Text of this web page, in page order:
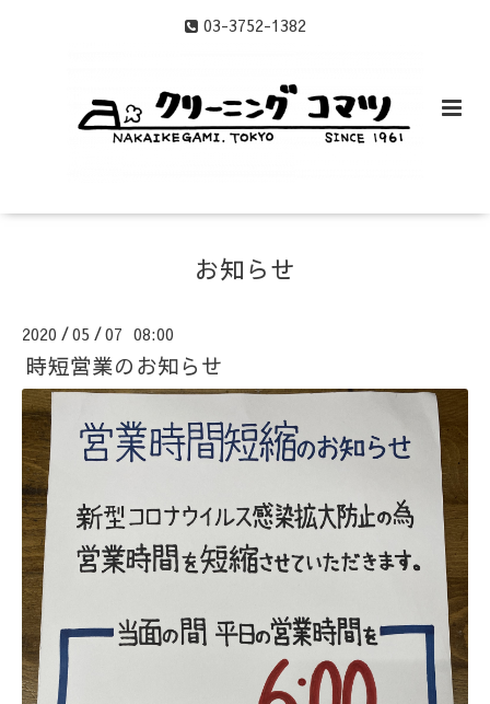
03-3752-1382
お知らせ
2020 /05 /07 08:00
時短営業のお知らせ